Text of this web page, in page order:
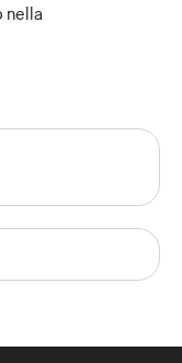
nella